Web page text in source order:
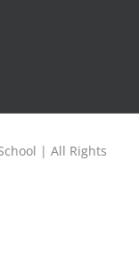
| All Rights